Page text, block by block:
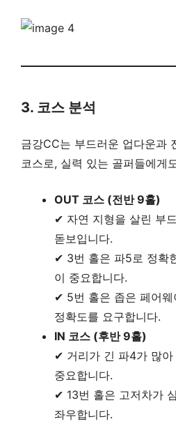
3. 코스 분석
금강CC는 부드러운 업다운과
코스로, 실력 있는 골퍼들에게
OUT 코스 (전반 9홀)
✔ 자연 지형을 살린 부
돋보입니다.
✔ 3번 홀은 파5로 정확
이 중요합니다.
✔ 5번 홀은 좁은 페어
정확도를 요구합니다.
IN 코스 (후반 9홀)
✔ 거리가 긴 파4가 많
중요합니다.
✔ 13번 홀은 고저차가
좌우합니다.